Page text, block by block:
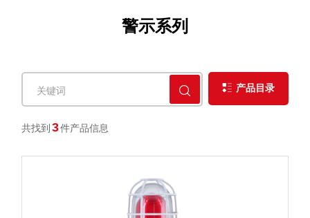
警示系列
产品目录
共找到 3件产品信息